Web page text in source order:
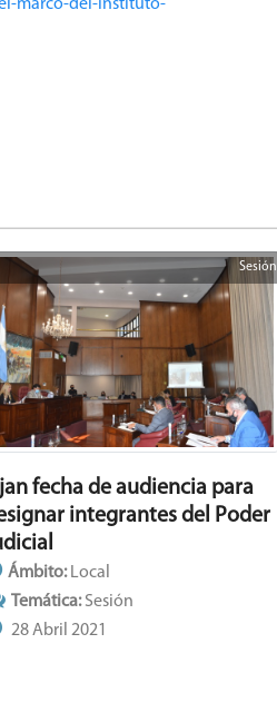
marco-del-instituto-
Sesión
fecha de audiencia para
integrantes del Poder
Ámbito: Local
Temática:Sesión
28 Abril 2021